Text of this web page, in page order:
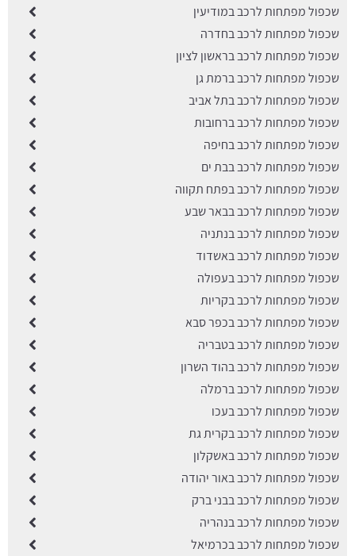
שכפול מפתחות לרכב במודיעין
שכפול מפתחות לרכב בחדרה
שכפול מפתחות לרכב בראשון לציון
שכפול מפתחות לרכב ברמת גן
שכפול מפתחות לרכב בתל אביב
שכפול מפתחות לרכב ברחובות
שכפול מפתחות לרכב בחיפה
שכפול מפתחות לרכב בבת ים
שכפול מפתחות לרכב בפתח תקווה
שכפול מפתחות לרכב בבאר שבע
שכפול מפתחות לרכב בנתניה
שכפול מפתחות לרכב באשדוד
שכפול מפתחות לרכב בעפולה
שכפול מפתחות לרכב בקריות
שכפול מפתחות לרכב בכפר סבא
שכפול מפתחות לרכב בטבריה
שכפול מפתחות לרכב בהוד השרון
שכפול מפתחות לרכב ברמלה
שכפול מפתחות לרכב בעכו
שכפול מפתחות לרכב בקרית גת
שכפול מפתחות לרכב באשקלון
שכפול מפתחות לרכב באור יהודה
שכפול מפתחות לרכב בבני ברק
שכפול מפתחות לרכב בנהריה
שכפול מפתחות לרכב בכרמיאל